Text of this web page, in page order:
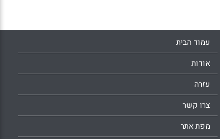
עמוד הבית
אודות
עזרה
צרו קשר
מפת אתר